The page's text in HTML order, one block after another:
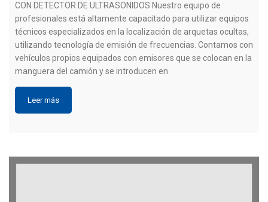
CON DETECTOR DE ULTRASONIDOS Nuestro equipo de
profesionales está altamente capacitado para utilizar equipos
técnicos especializados en la localización de arquetas ocultas,
utilizando tecnología de emisión de frecuencias. Contamos con
vehículos propios equipados con emisores que se colocan en la
manguera del camión y se introducen en
Leer más